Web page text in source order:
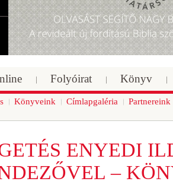
Folyóirat Könyv
Könyveink Címlapgaléria Partnereink
ENYEDI
–